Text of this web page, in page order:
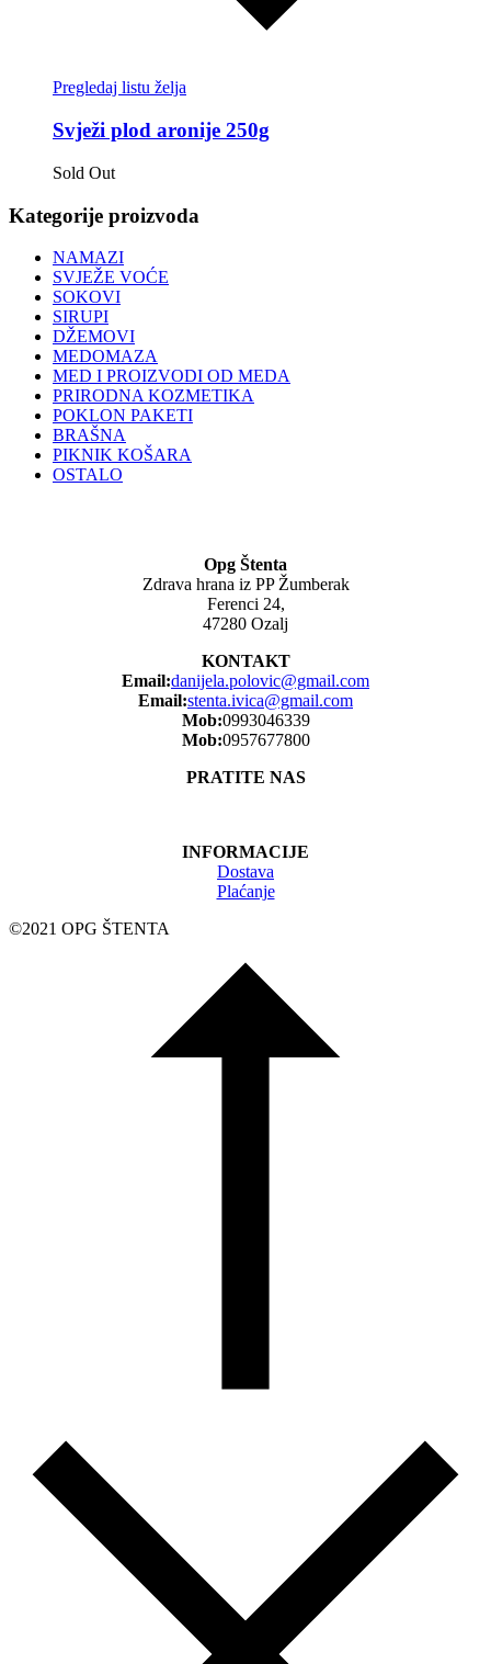
Pregledaj listu želja
Svježi plod aronije 250g
Sold Out
Kategorije proizvoda
NAMAZI
SVJEŽE VOĆE
SOKOVI
SIRUPI
DŽEMOVI
MEDOMAZA
MED I PROIZVODI OD MEDA
PRIRODNA KOZMETIKA
POKLON PAKETI
BRAŠNA
PIKNIK KOŠARA
OSTALO
Opg Štenta
Zdrava hrana iz PP Žumberak
Ferenci 24,
47280 Ozalj
KONTAKT
Email:danijela.polovic@gmail.com
Email:stenta.ivica@gmail.com
Mob:0993046339
Mob:0957677800
PRATITE NAS
INFORMACIJE
Dostava
Plaćanje
©2021 OPG ŠTENTA